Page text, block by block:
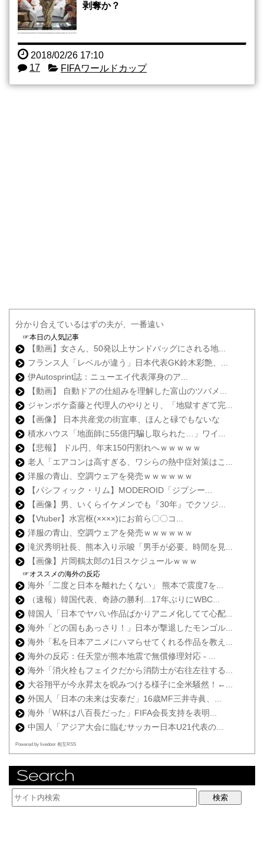
剥奪か？
2018/02/26 17:10
17
FIFAワールドカップ
分かり合えているはずの夫が、一番遠い
☞本日の人気記事
【動画】女さん、50発以上サンドバッグにされる地...
フランス人「レベルが違う」日本代表GK鈴木彩艶、...
伊Autosprint誌：ニューエイ代表渾身のア...
【動画】 自動ドアの仕組みを理解した富山のツバメ...
ジャンポケ斎藤と代理人のやりとり、「地獄すぎて完...
【画像】 日本共産党の街宣車、ほんと碌でもないな
積水ハウス「地面師に55億円騙し取られた…」ワイ...
【悲報】 ドル円、年末150円割れへｗｗｗｗｗ
老人「エアコンは高すぎる、ワシらの熱中症対策はこ...
洋服の青山、空調ウェアを発売ｗｗｗｗｗｗ
【パシフィック・リム】MODEROID「ジプシー...
【画像】男、いくらイケメンでも『30年』でクソジ...
【Vtuber】水宮枢(××××)にお前ら〇〇コ...
洋服の青山、空調ウェアを発売ｗｗｗｗｗｗ
滝沢秀明社長、熊本入り示唆「男手が必要。時間を見...
【画像】片岡鶴太郎の1日スケジュールｗｗｗ
☞オススメの海外の反応
海外「二度と日本を離れたくない」 熊本で震度7を...
（速報）韓国代表、奇跡の勝利…17年ぶりにWBC...
韓国人「日本でヤバい作品ばかりアニメ化してて心配...
海外「どの国もあっさり！」日本が撃退したモンゴル...
海外「私を日本アニメにハマらせてくれる作品を教え...
海外の反応：任天堂が熊本地震で無償修理対応 - ...
海外「消火栓もフェイクだから消防士が右往左往する...
大谷翔平が今永昇太を睨みつける様子に全米騒然！←...
外国人「日本の未来は安泰だ」16歳MF三井寺眞、...
海外「W杯は八百長だった」FIFA会長支持を表明...
中国人「アジア大会に臨むサッカー日本U21代表の...
Powered by livedoor 相互RSS